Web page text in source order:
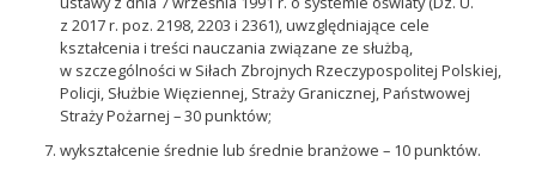
z 2017 r. poz. 2198, 2203 i 2361), uwzględniające cele
kształcenia i treści nauczania związane ze służbą,
w szczególności w Siłach Zbrojnych Rzeczypospolitej Polskiej,
Policji, Służbie Więziennej, Straży Granicznej, Państwowej
Straży Pożarnej – 30 punktów;
wykształcenie średnie lub średnie branżowe – 10 punktów.